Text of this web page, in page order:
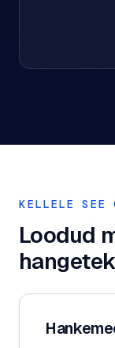
KELLELE SEE
Loodud